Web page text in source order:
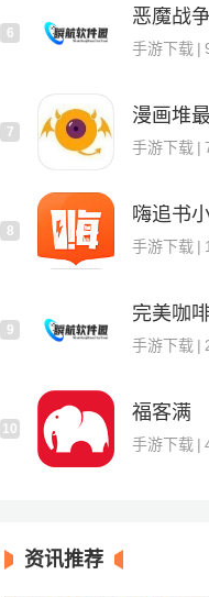
6
恶魔战
手游下载 |
7
漫画堆
手游下载 |
8
嗨追书
手游下载 |
9
完美咖
手游下载 |
10
福客满
手游下载 |
资讯推荐